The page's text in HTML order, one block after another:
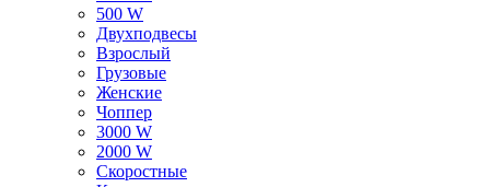
500 W
Двухподвесы
Взрослый
Грузовые
Женские
Чоппер
3000 W
2000 W
Скоростные